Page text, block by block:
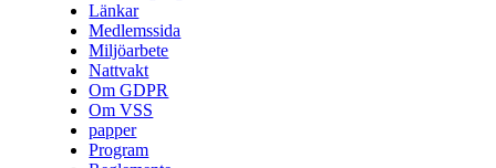
Länkar
Medlemssida
Miljöarbete
Nattvakt
Om GDPR
Om VSS
papper
Program